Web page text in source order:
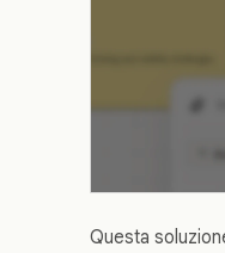
Questa